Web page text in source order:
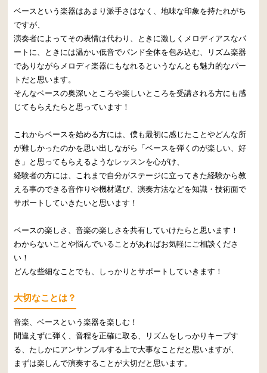
ベースという楽器はあまり派手さはなく、地味な印象を持たれがち
ですが、
演奏者によってその表情は代わり、ときに激しくメロディアスなパ
ートに、ときには温かい低音でバンド全体を包み込む、リズム楽器
でありながらメロディ楽器にもなれるというなんとも魅力的なパー
トだと思います。
そんなベースの奥深いところや楽しいところを受講される方にも感
じてもらえたらと思っています！
これからベースを始める方には、僕も最初に感じたことやどんな所
が難しかったのかを思い出しながら「ベースを弾くのが楽しい、好
き」と思ってもらえるようなレッスンを心がけ、
経験者の方には、これまで自分がステージに立ってきた経験から教
える事のできる音作りや機材選び、演奏方法などを知識・技術面で
サポートしていきたいと思います！
ベースの楽しさ、音楽の楽しさを共有していけたらと思います！
わからないことや悩んでいることがあればお気軽にご相談くださ
い！
どんな些細なことでも、しっかりとサポートしていきます！
大切なことは？
音楽、ベースという楽器を楽しむ！
間違えずに弾く、音程を正確に取る、リズムをしっかりキープす
る、たしかにアンサンブルする上で大事なことだと思いますが、
まずは楽しんで演奏することが大切だと思います。